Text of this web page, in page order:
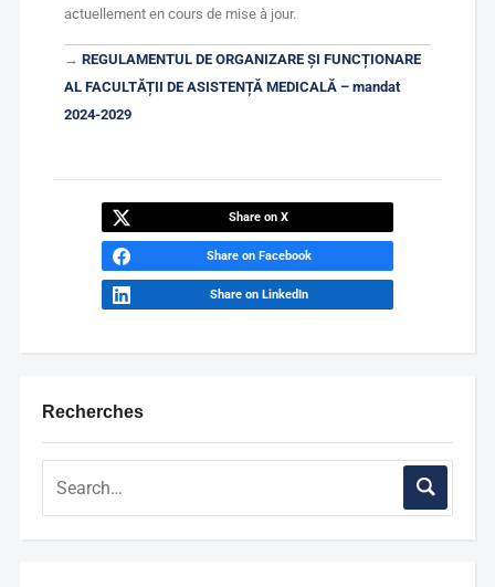
Recherches
actuellement en cours de mise à jour.
→ REGULAMENTUL DE ORGANIZARE ȘI FUNCȚIONARE
AL FACULTĂȚII DE ASISTENȚĂ MEDICALĂ – mandat
2024-2029
Share on X
Share on Facebook
Share on LinkedIn